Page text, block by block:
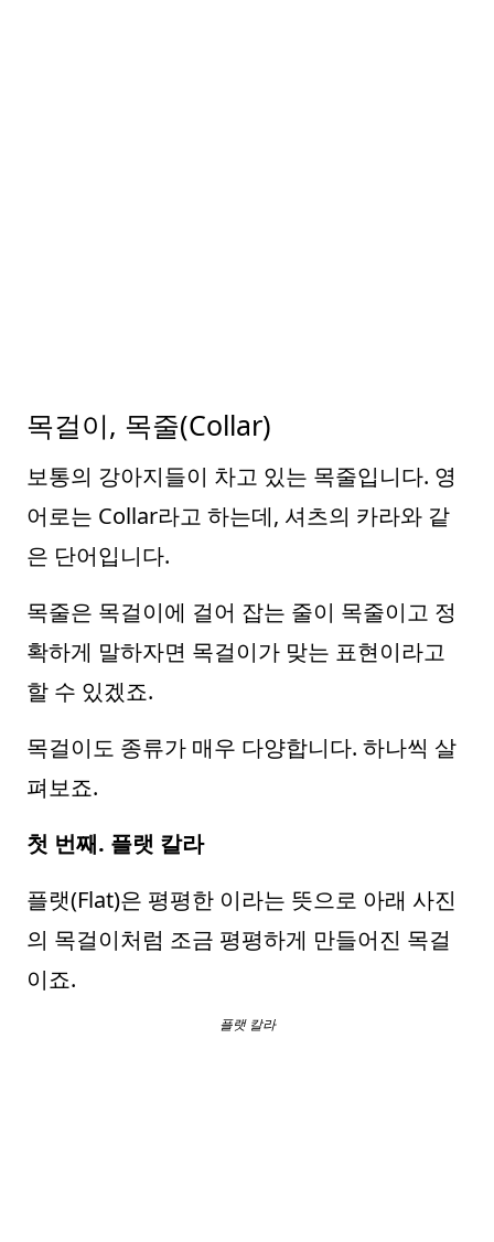
목걸이, 목줄(Collar)
보통의 강아지들이 차고 있는 목줄입니다. 영
어로는 Collar라고 하는데, 셔츠의 카라와 같
은 단어입니다.
목줄은 목걸이에 걸어 잡는 줄이 목줄이고 정
확하게 말하자면 목걸이가 맞는 표현이라고
할 수 있겠죠.
목걸이도 종류가 매우 다양합니다. 하나씩 살
펴보죠.
첫 번째. 플랫 칼라
플랫(Flat)은 평평한 이라는 뜻으로 아래 사진
의 목걸이처럼 조금 평평하게 만들어진 목걸
이죠.
플랫 칼라